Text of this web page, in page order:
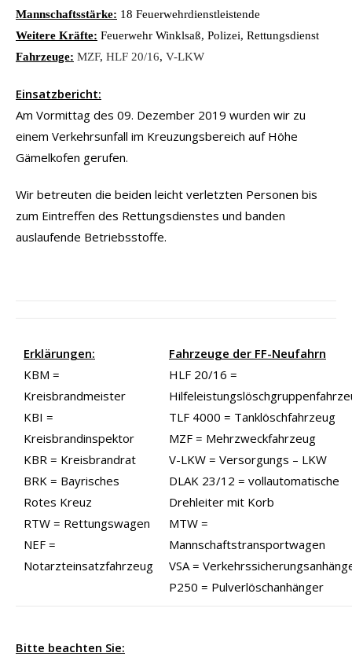
Mannschaftsstärke: 18 Feuerwehrdienstleistende
Weitere Kräfte: Feuerwehr Winklsaß, Polizei, Rettungsdienst
Fahrzeuge: MZF, HLF 20/16, V-LKW
Einsatzbericht:
Am Vormittag des 09. Dezember 2019 wurden wir zu
einem Verkehrsunfall im Kreuzungsbereich auf Höhe
Gämelkofen gerufen.
Wir betreuten die beiden leicht verletzten Personen bis
zum Eintreffen des Rettungsdienstes und banden
auslaufende Betriebsstoffe.
Erklärungen:
KBM =
Kreisbrandmeister
KBI =
Kreisbrandinspektor
KBR = Kreisbrandrat
BRK = Bayrisches
Rotes Kreuz
RTW = Rettungswagen
NEF =
Notarzteinsatzfahrzeug
Fahrzeuge der FF-Neufahrn
HLF 20/16 =
TLF 4000 = Tanklöschfahrzeug
MZF = Mehrzweckfahrzeug
V-LKW = Versorgungs – LKW
DLAK 23/12 = vollautomatische
Drehleiter mit Korb
MTW =
Mannschaftstransportwagen
VSA =
P250 = Pulverlöschanhänger
Bitte beachten Sie: